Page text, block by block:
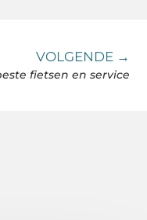
VOLGENDE →
fietsen en service